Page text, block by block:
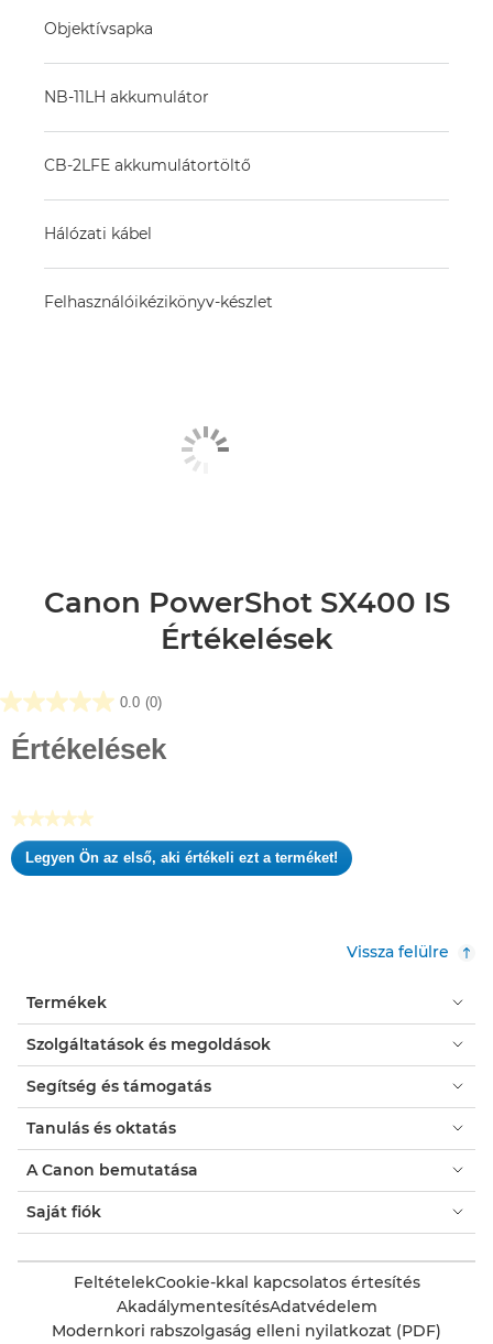
Objektívsapka
NB-11LH akkumulátor
CB-2LFE akkumulátortöltő
Hálózati kábel
Felhasználóikézikönyv-készlet
Canon PowerShot SX400 IS
Értékelések
0.0 (0)
0.0
elérhető
Értékelések
★★★★★
Nincs
értékelési
Legyen Ön az első, aki értékeli ezt a terméket!
.
nyitni
egy
modális
párbeszédpanelt.
Vissza felülre
Termékek
Szolgáltatások és megoldások
Segítség és támogatás
Tanulás és oktatás
A Canon bemutatása
Saját fiók
FeltételekCookie-kkal kapcsolatos értesítés
AkadálymentesítésAdatvédelem
Modernkori rabszolgaság elleni nyilatkozat (PDF)